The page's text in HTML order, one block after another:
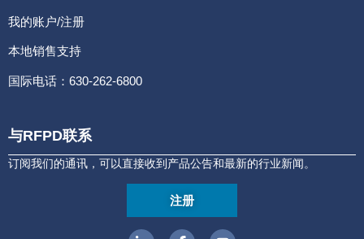
我的账户/注册
本地销售支持
国际电话：630-262-6800
与RFPD联系
订阅我们的通讯，可以直接收到产品公告和最新的行业新闻。
注册